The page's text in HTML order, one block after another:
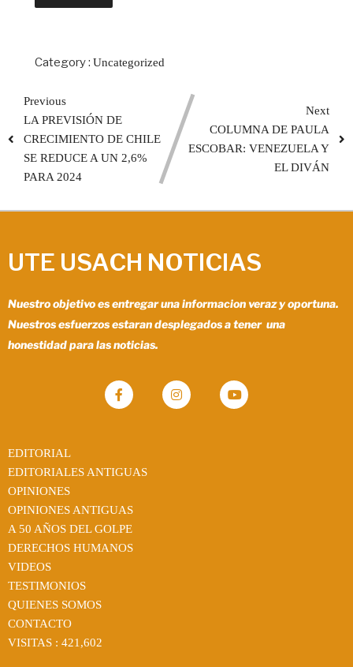
Category : Uncategorized
Previous
LA PREVISIÓN DE
CRECIMIENTO DE CHILE
SE REDUCE A UN 2,6%
PARA 2024
Next
COLUMNA DE PAULA
ESCOBAR: VENEZUELA Y
EL DIVÁN
UTE USACH NOTICIAS
Nuestro objetivo es entregar una informacion veraz y oportuna.
Nuestros esfuerzos estaran desplegados a tener una
honestidad para las noticias.
EDITORIAL
EDITORIALES ANTIGUAS
OPINIONES
OPINIONES ANTIGUAS
A 50 AÑOS DEL GOLPE
DERECHOS HUMANOS
VIDEOS
TESTIMONIOS
QUIENES SOMOS
CONTACTO
VISITAS : 421,602